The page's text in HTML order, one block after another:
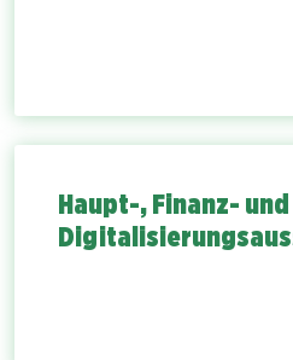
Haupt-, Finanz- und